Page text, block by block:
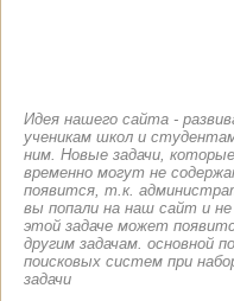
Идея нашего сайта -
ученикам школ и
ним. Новые задачи,
временно могут не
появится, т.к.
вы попали на наш сайт и
этой задаче может
другим задачам. основной
поисковых систем при
задачи